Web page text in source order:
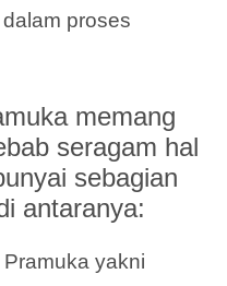
proses
memang
seragam hal
sebagian
antaranya:
yakni